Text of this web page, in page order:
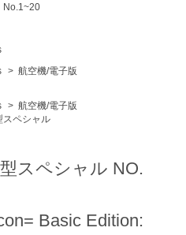
No.1~20
> 航空機/電子版
> 航空機/電子版
スペシャル
スペシャル NO.
Basic Edition: